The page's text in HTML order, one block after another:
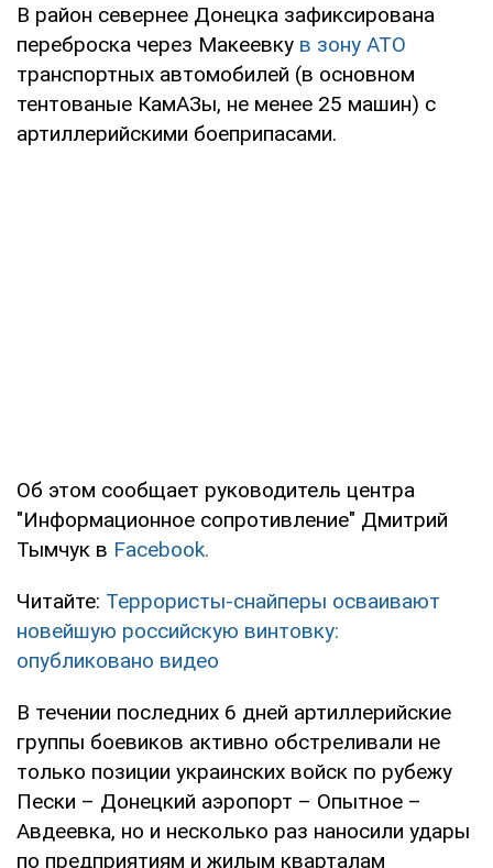
В район севернее Донецка зафиксирована
переброска через Макеевку в зону АТО
транспортных автомобилей (в основном
тентованые КамАЗы, не менее 25 машин) с
артиллерийскими боеприпасами.
Об этом сообщает руководитель центра
"Информационное сопротивление" Дмитрий
Тымчук в Facebook.
Читайте: Террористы-снайперы осваивают
новейшую российскую винтовку:
опубликовано видео
В течении последних 6 дней артиллерийские
группы боевиков активно обстреливали не
только позиции украинских войск по рубежу
Пески – Донецкий аэропорт – Опытное –
Авдеевка, но и несколько раз наносили удары
по предприятиям и жилым кварталам